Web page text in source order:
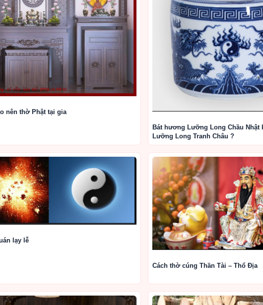
nên thờ Phật tại gia
Bát hương Lưỡng Long Chầu Nhật
Lưỡng Long Tranh Châu ?
lạy lễ
Cách thờ cúng Thần Tài – Thổ Địa